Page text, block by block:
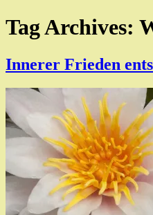
Tag Archives:
Innerer Frieden